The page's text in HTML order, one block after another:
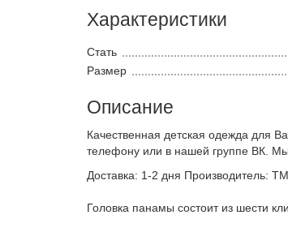
Характеристики
Стать
Размер
Описание
Качественная детская одежда для
телефону или в нашей группе ВК.
Доставка: 1-2 дня Производитель:
Головка панамы состоит из шести